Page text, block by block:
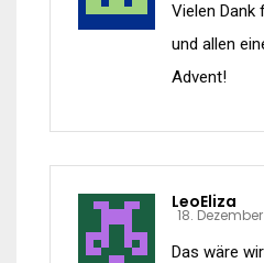
Vielen Dank
und allen
Advent!
LeoEliza
18.
Das wäre